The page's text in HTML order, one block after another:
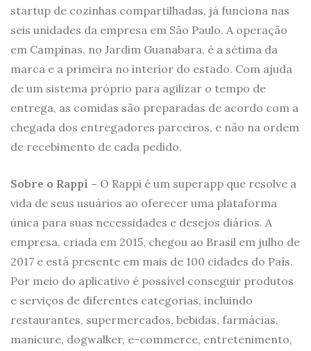
startup de cozinhas compartilhadas, já funciona nas
seis unidades da empresa em São Paulo. A operação
em Campinas, no Jardim Guanabara, é a sétima da
marca e a primeira no interior do estado. Com ajuda
de um sistema próprio para agilizar o tempo de
entrega, as comidas são preparadas de acordo com a
chegada dos entregadores parceiros, e não na ordem
de recebimento de cada pedido.
Sobre o Rappi – O Rappi é um superapp que resolve a
vida de seus usuários ao oferecer uma plataforma
única para suas necessidades e desejos diários. A
empresa, criada em 2015, chegou ao Brasil em julho de
2017 e está presente em mais de 100 cidades do País.
Por meio do aplicativo é possível conseguir produtos
e serviços de diferentes categorias, incluindo
restaurantes, supermercados, bebidas, farmácias,
manicure, dogwalker, e-commerce, entretenimento,